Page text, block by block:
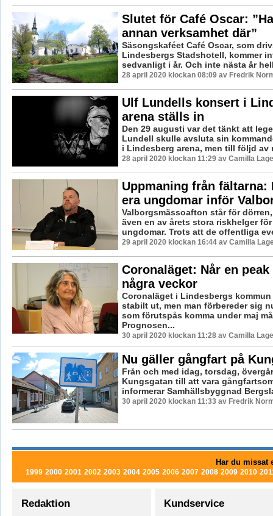
Slutet för Café Oscar:
annan verksamhet där”
Säsongskaféet Café Oscar, som
Lindesbergs Stadshotell, kommer
sedvanligt i år. Och inte nästa år
28 april 2020 klockan 08:09 av Fredrik
Ulf Lundells konsert i
arena ställs in
Den 29 augusti var det tänkt att
Lundell skulle avsluta sin
i Lindesberg arena, men till följd av
28 april 2020 klockan 11:29 av Camilla
Uppmaning från fältarna:
era ungdomar inför
Valborgsmässoafton står för
även en av årets stora riskhelger
ungdomar. Trots att de offentliga
29 april 2020 klockan 16:44 av Camilla
Coronaläget: Når en
några veckor
Coronaläget i Lindesbergs
stabilt ut, men man förbereder sig
som förutspås komma under maj
Prognosen...
30 april 2020 klockan 11:28 av Camilla
Nu gäller gångfart på
Från och med idag, torsdag,
Kungsgatan till att vara
informerar Samhällsbyggnad
30 april 2020 klockan 11:33 av Fredrik
Har du missat
1999 2000 2001 2002 2003 2004 2005 2006 2007 2008 2009 2010
Redaktion Kundservice